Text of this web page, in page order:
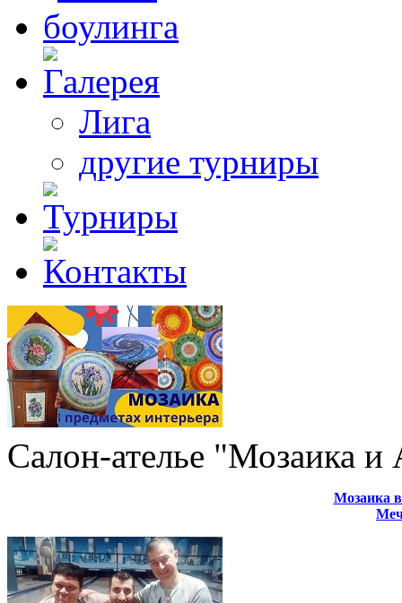
Лига
другие турниры
Салон-ателье "Мозаика
Мозаика в